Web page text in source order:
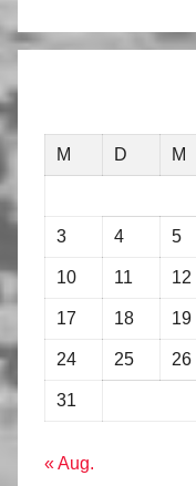
M
D M
3 4 5
10 11 12
17 18 19
24 25 26
31
« Aug.